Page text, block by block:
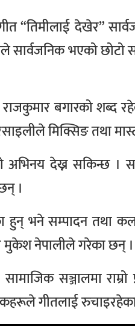
“तिमीलाई देखेर”
सार्वजनिक भएको छोटो
बगारको शब्द
मिक्सिङ तथा
अभिनय देख्न सकिन्छ ।
।
हुन् भने सम्पादन तथा
मुकेश नेपालीले गरेका छन् ।
सञ्जालमा राम्रो
गीतलाई